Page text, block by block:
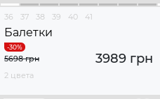
36 37 38 39 40 41
Балетки
3989 грн
5698 грн
2 цвета